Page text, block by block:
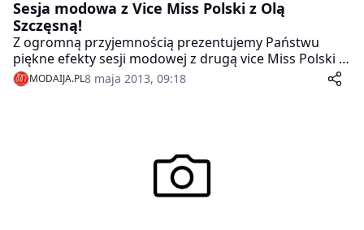
Sesja modowa z Vice Miss Polski z Olą
Szczęsną!
Z ogromną przyjemnością prezentujemy Państwu
piękne efekty sesji modowej z drugą vice Miss Polski –
Olą Szczęsną. Mamy nadzieję, że spodoba Wam się, co
najmniej tak bardzo, jak nam!
MODAIJA.PL8 maja 2013, 09:18